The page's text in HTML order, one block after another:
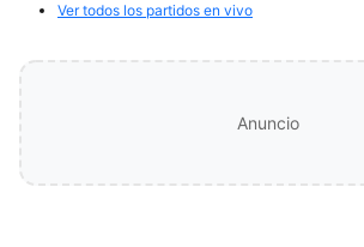
Ver todos los partidos en vivo
Anuncio